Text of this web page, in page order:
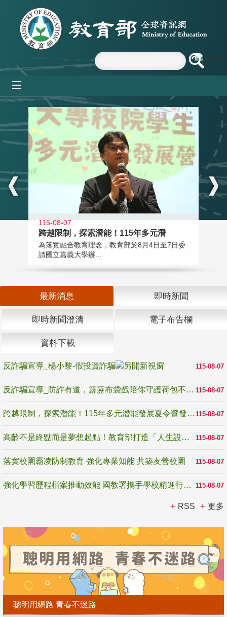
跳到主要內容區塊
:::
115-08-07
跨越限制，探索潛能！115年多元潛
為落實融合教育理念，教育部於8月4日至7日委
請國立嘉義大學辦...
最新消息 即時新聞
即時新聞澄清 電子布告欄
資料下載
115-08-07
反詐騙宣導_楊小黎-假投資詐騙
115-08-07
反詐騙宣導_防詐有道，霹靂布袋戲陪你守護荷包不受騙
115-08-07
跨越限制，探索潛能！115年多元潛能發展夏令營發掘生命無限可能
115-08-07
高齡不是終點而是夢想起點！教育部打造「人生設計夢工場」 參展第3屆高齡健康產業博覽會
115-08-07
落實校園霸凌防制教育 強化專業知能 共築友善校園
115-08-07
強化學習歷程檔案推動效能 國教署攜手學校精進行政與教學支持
RSS 更多
聰明用網路 青春不迷路